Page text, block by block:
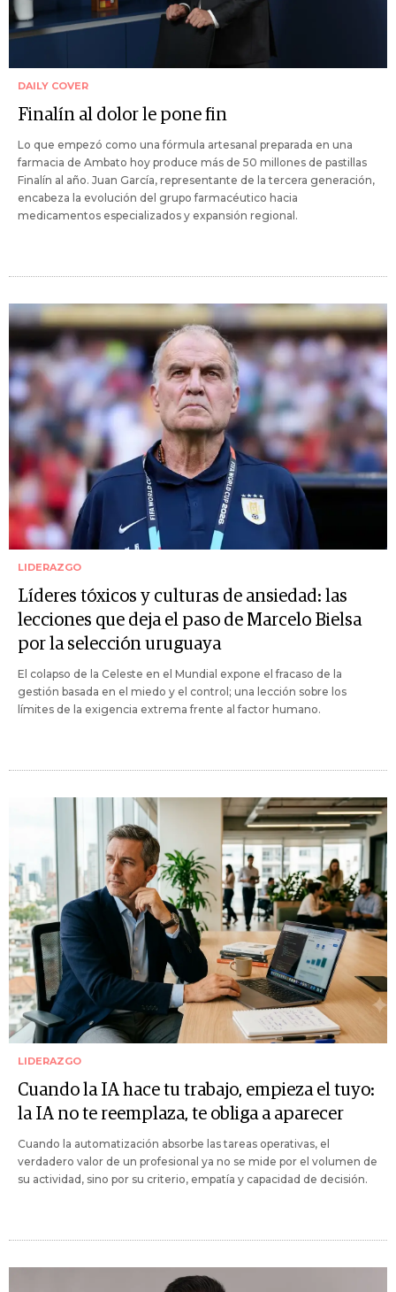
DAILY COVER
Finalín al dolor le pone fin
Lo que empezó como una fórmula artesanal preparada en una
farmacia de Ambato hoy produce más de 50 millones de pastillas
Finalín al año. Juan García, representante de la tercera generación,
encabeza la evolución del grupo farmacéutico hacia
medicamentos especializados y expansión regional.
LIDERAZGO
Líderes tóxicos y culturas de ansiedad: las
lecciones que deja el paso de Marcelo Bielsa
por la selección uruguaya
El colapso de la Celeste en el Mundial expone el fracaso de la
gestión basada en el miedo y el control; una lección sobre los
límites de la exigencia extrema frente al factor humano.
LIDERAZGO
Cuando la IA hace tu trabajo, empieza el tuyo:
la IA no te reemplaza, te obliga a aparecer
Cuando la automatización absorbe las tareas operativas, el
verdadero valor de un profesional ya no se mide por el volumen de
su actividad, sino por su criterio, empatía y capacidad de decisión.